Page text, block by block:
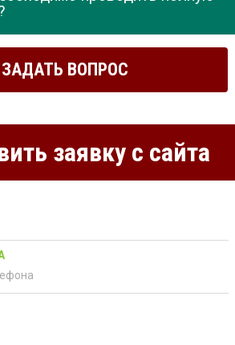
ЗАДАТЬ ВОПРОС
заявку с сайта